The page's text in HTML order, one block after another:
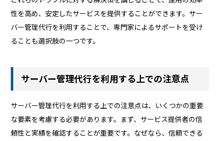
性を高め、安定したサービスを提供することができます。サー
バー管理代行を利用することで、専門家によるサポートを受け
ることも選択肢の一つです。
サーバー管理代行を利用する上での注意点
サーバー管理代行を利用する上での注意点は、いくつかの重要
な要素を考慮する必要があります。まず、サービス提供者の信
頼性と実績を確認することが重要です。なぜなら、信頼できる